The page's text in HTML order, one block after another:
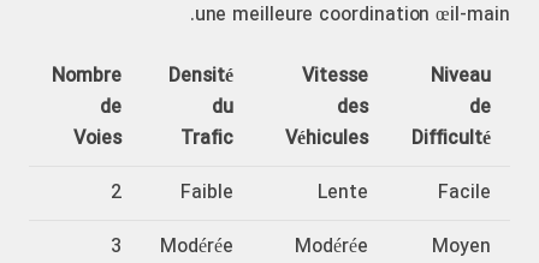
une meilleure coordination œil-main.
Niveau
de
Difficulté
Vitesse
des
Véhicules
Densité
du
Trafic
Nombre
de
Voies
Facile
Lente
Faible
2
Moyen
Modérée
Modérée
3